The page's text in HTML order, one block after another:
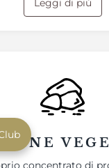
Leggi di più
concentrato di